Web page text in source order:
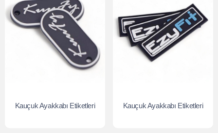
Kauçuk Ayakkabı Etiketleri Kauçuk Ayakkabı Etiketleri